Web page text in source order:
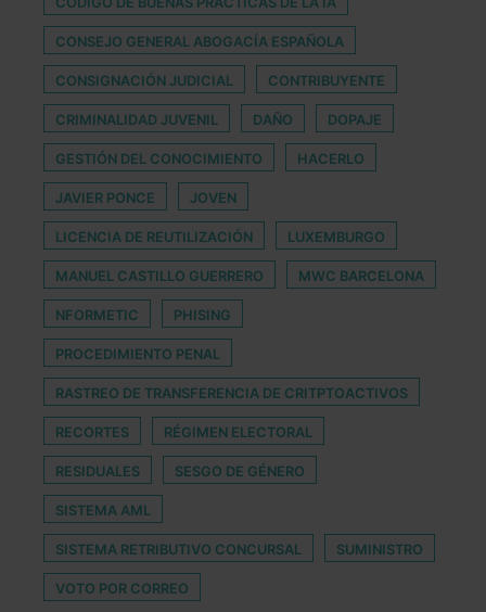
CONSEJO GENERAL ABOGACÍA ESPAÑOLA
CONSIGNACIÓN JUDICIAL CONTRIBUYENTE
CRIMINALIDAD JUVENIL DAÑO DOPAJE
GESTIÓN DEL CONOCIMIENTO HACERLO
JAVIER PONCE JOVEN
LICENCIA DE REUTILIZACIÓN LUXEMBURGO
MANUEL CASTILLO GUERRERO MWC BARCELONA
NFORMETIC PHISING
PROCEDIMIENTO PENAL
RASTREO DE TRANSFERENCIA DE CRITPTOACTIVOS
RECORTES RÉGIMEN ELECTORAL
RESIDUALES SESGO DE GÉNERO
SISTEMA AML
SISTEMA RETRIBUTIVO CONCURSAL SUMINISTRO
VOTO POR CORREO